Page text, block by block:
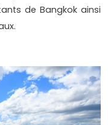
de Bangkok ainsi